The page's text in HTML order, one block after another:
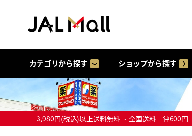
カテゴリから探す ショップから探す
3,980円(税込)以上送料無料 ・全国送料一律600